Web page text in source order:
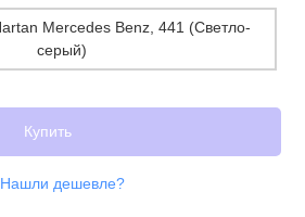
Купить
Нашли дешевле?